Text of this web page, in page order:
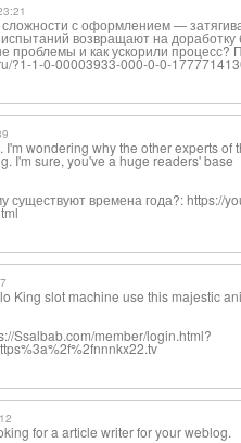
с оформлением —
возвращают на
проблемы и как ускорили процесс?
?1-1-0-00003933-000-0-0-
wondering why the other experts of
I'm sure, you've a huge readers' base
существуют времена года?: https://
King slot machine use this majestic
Ssalbab.com/member/login.html?
for a article writer for your weblog.